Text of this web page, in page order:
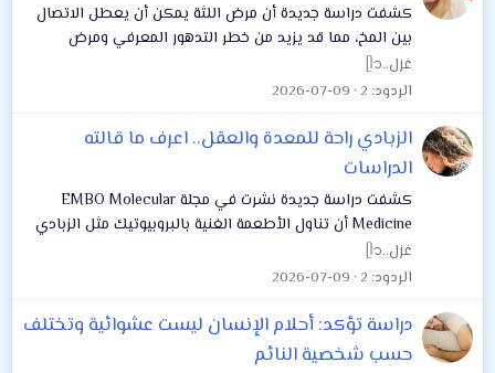
كشفت دراسة جديدة أن مرض اللثة يمكن أن يعطل الاتصال
بين المخ، مما قد يزيد من خطر التدهور المعرفي ومرض
الزهايمر، ووجد الباحثون تغييرات في نشاط المخ مرتبطة
بأمراض اللثة المتوسطة إلى الشديدة، في هذا...
غزل..ᥫ᭡
الردود 2
2026-07-09
الزبادي راحة للمعدة والعقل.. اعرف ما قالته
الدراسات
كشفت دراسة جديدة نشرت في مجلة EMBO Molecular
Medicine أن تناول الأطعمة الغنية بالبروبيوتيك مثل الزبادي
يمكن أن يقلل من السلوك المرتبط بالقلق، ويزيد من الشعور
بالسعادة. القلق والاكتئاب من السلوكيات...
غزل..ᥫ᭡
الردود 2
2026-07-09
دراسة تؤكد: أحلام الإنسان ليست عشوائية وتختلف
حسب شخصية النائم